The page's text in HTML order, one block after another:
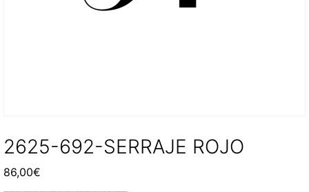
2625-692-SERRAJE ROJO
86,00€